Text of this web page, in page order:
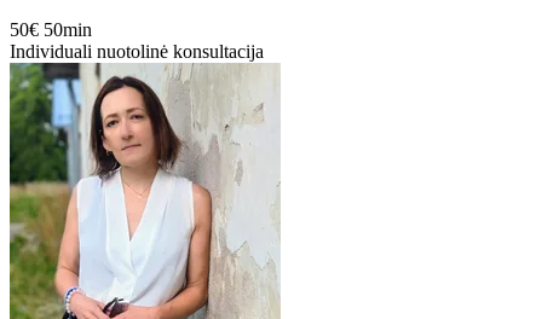
50€ 50min
Individuali nuotolinė konsultacija